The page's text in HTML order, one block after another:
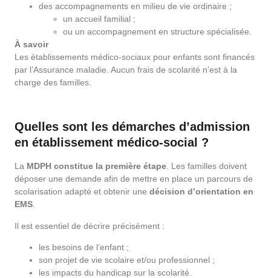
des accompagnements en milieu de vie ordinaire ;
un accueil familial ;
ou un accompagnement en structure spécialisée.
À savoir
Les établissements médico-sociaux pour enfants sont financés
par l’Assurance maladie. Aucun frais de scolarité n’est à la
charge des familles.
Quelles sont les démarches d’admission
en établissement médico-social ?
La MDPH constitue la première étape. Les familles doivent
déposer une demande afin de mettre en place un parcours de
scolarisation adapté et obtenir une décision d’orientation en
EMS.
Il est essentiel de décrire précisément :
les besoins de l’enfant ;
son projet de vie scolaire et/ou professionnel ;
les impacts du handicap sur la scolarité.